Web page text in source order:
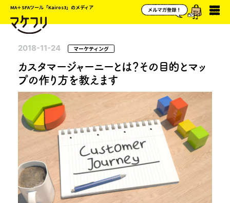
MA＋SFAツール「Kairos3」のメディア
2018-11-24 マーケティング
カスタマージャーニーとは？その目的とマッ
プの作り方を教えます